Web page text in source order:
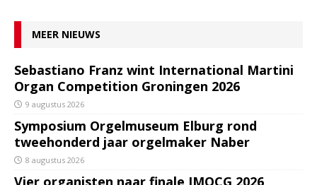
MEER NIEUWS
Sebastiano Franz wint International Martini
Organ Competition Groningen 2026
9 augustus 2026
Symposium Orgelmuseum Elburg rond
tweehonderd jaar orgelmaker Naber
8 augustus 2026
Vier organisten naar finale IMOCG 2026